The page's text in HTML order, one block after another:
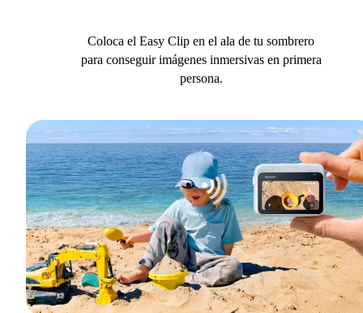
Coloca el Easy Clip en el ala de tu sombrero
para conseguir imágenes inmersivas en primera
persona.